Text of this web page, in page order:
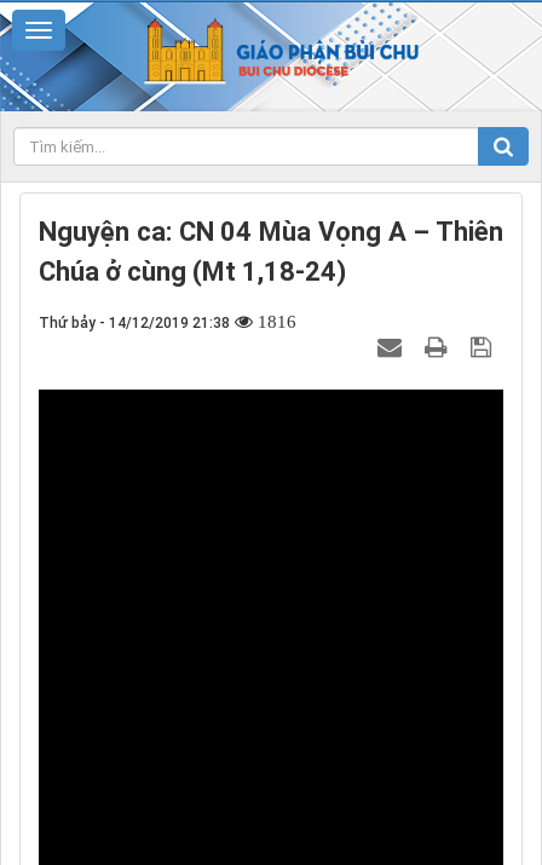
Nguyện ca: CN 04 Mùa Vọng A – Thiên
Chúa ở cùng (Mt 1,18-24)
Thứ bảy - 14/12/2019 21:38 1816